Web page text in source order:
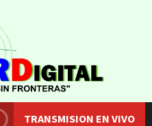
TRANSMISION EN VIVO